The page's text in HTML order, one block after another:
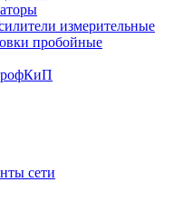
измерительные
пробойные
сети